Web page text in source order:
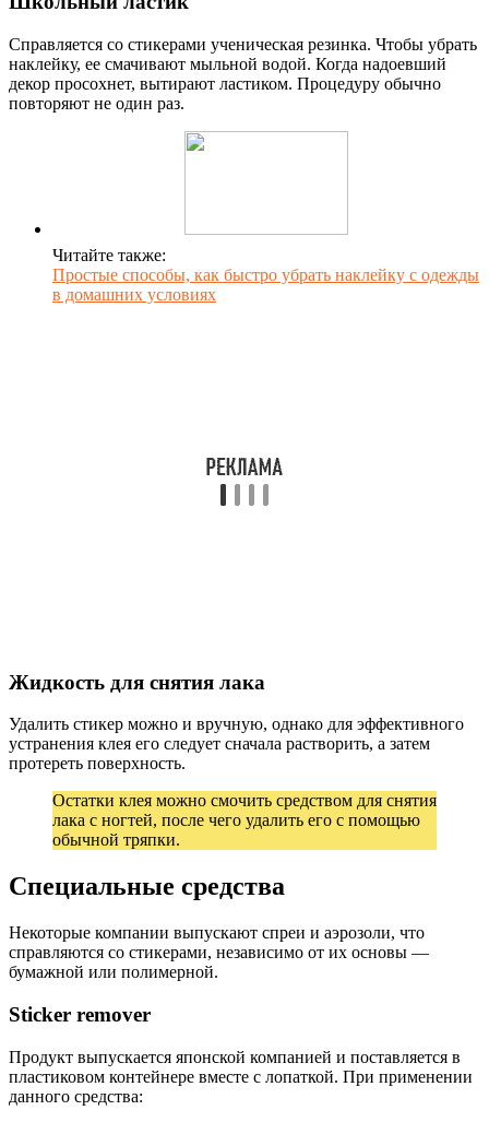
Справляется со стикерами ученическая резинка. Чтобы убрать
наклейку, ее смачивают мыльной водой. Когда надоевший
декор просохнет, вытирают ластиком. Процедуру обычно
повторяют не один раз.
Читайте также:
Простые способы, как быстро убрать наклейку с одежды
в домашних условиях
Жидкость для снятия лака
Удалить стикер можно и вручную, однако для эффективного
устранения клея его следует сначала растворить, а затем
протереть поверхность.
Остатки клея можно смочить средством для снятия
лака с ногтей, после чего удалить его с помощью
обычной тряпки.
Специальные средства
Некоторые компании выпускают спреи и аэрозоли, что
справляются со стикерами, независимо от их основы —
бумажной или полимерной.
Sticker remover
Продукт выпускается японской компанией и поставляется в
пластиковом контейнере вместе с лопаткой. При применении
данного средства: